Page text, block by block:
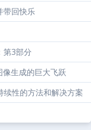
带回快乐
第3部分
生成的巨大飞跃
续性的方法和解决方案